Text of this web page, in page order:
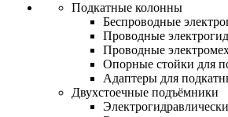
Подкатные колонны
Беспроводные
Проводные
Проводные
Опорные стойки для
Адаптеры для
Двухстоечные подъёмники